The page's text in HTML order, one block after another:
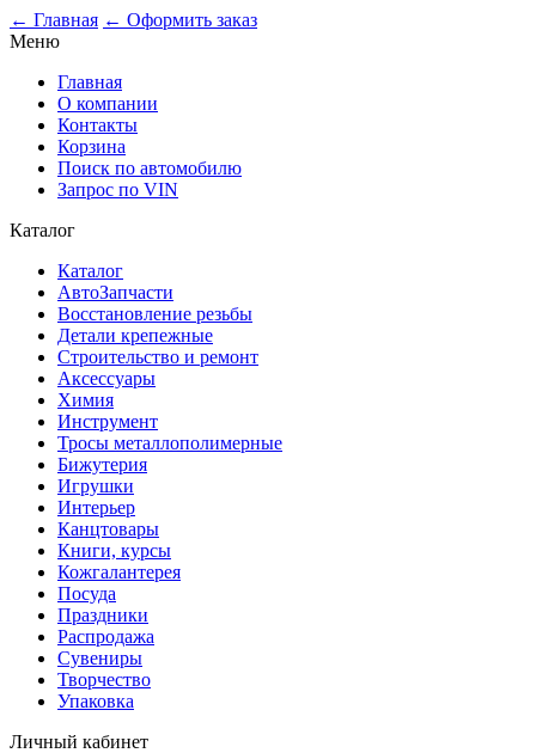
← Главная ← Оформить заказ
Меню
Главная
О компании
Контакты
Корзина
Поиск по автомобилю
Запрос по VIN
Каталог
Каталог
АвтоЗапчасти
Восстановление резьбы
Детали крепежные
Строительство и ремонт
Аксессуары
Химия
Инструмент
Тросы металлополимерные
Бижутерия
Игрушки
Интерьер
Канцтовары
Книги, курсы
Кожгалантерея
Посуда
Праздники
Распродажа
Сувениры
Творчество
Упаковка
Личный кабинет